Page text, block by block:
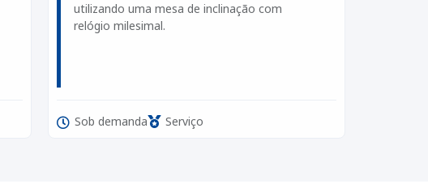
utilizando uma mesa de inclinação com
relógio milesimal.
Sob demanda Serviço